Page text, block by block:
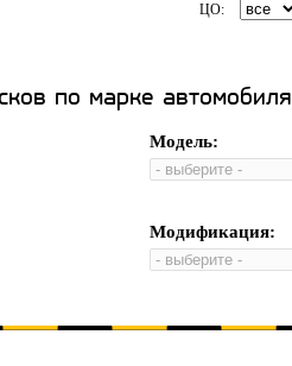
ЦО:
по марке автомобиля
Модель:
Модификация: